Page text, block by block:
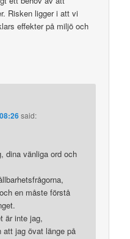
Risken ligger i att vi
effekter på miljö och
said:
dina vänliga ord och
en måste förstå
är inte jag,
att jag övat länge på